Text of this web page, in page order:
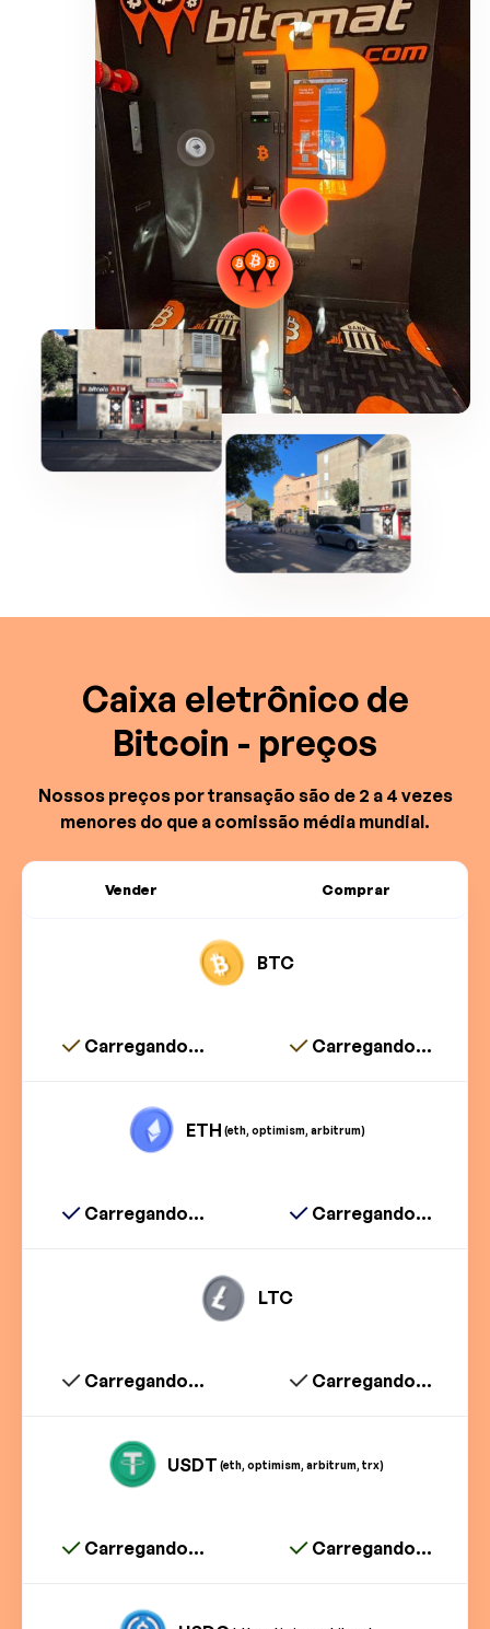
Caixa eletrônico de
Bitcoin - preços
Nossos preços por transação são de 2 a 4 vezes
menores do que a comissão média mundial.
Vender Comprar
BTC
Carregando... Carregando...
ETH (eth, optimism, arbitrum)
Carregando... Carregando...
LTC
Carregando... Carregando...
USDT (eth, optimism, arbitrum, trx)
Carregando... Carregando...